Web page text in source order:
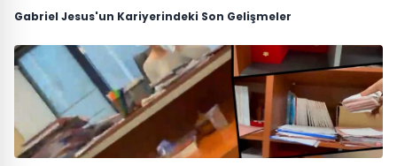
Gabriel Jesus'un Kariyerindeki Son Gelişmeler